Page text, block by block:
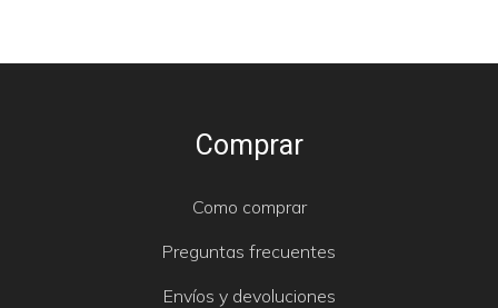
Comprar
Como comprar
Preguntas frecuentes
Envíos y devoluciones